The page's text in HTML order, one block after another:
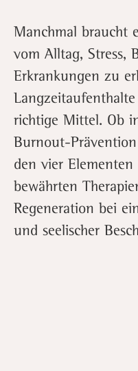
Manchmal braucht
vom Alltag, Stress,
Erkrankungen zu
richtige Mittel. Ob
Burnout-
den vier
bewährten
Regeneration bei
und seelischer